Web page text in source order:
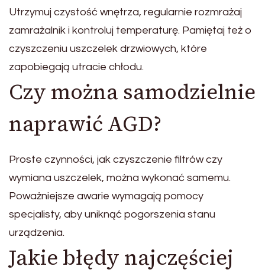
Utrzymuj czystość wnętrza, regularnie rozmrażaj
zamrażalnik i kontroluj temperaturę. Pamiętaj też o
czyszczeniu uszczelek drzwiowych, które
zapobiegają utracie chłodu.
Czy można samodzielnie
naprawić AGD?
Proste czynności, jak czyszczenie filtrów czy
wymiana uszczelek, można wykonać samemu.
Poważniejsze awarie wymagają pomocy
specjalisty, aby uniknąć pogorszenia stanu
urządzenia.
Jakie błędy najczęściej